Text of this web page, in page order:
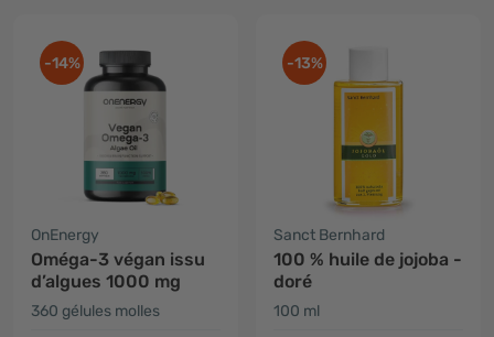
-14%
OnEnergy
Oméga-3 végan issu
d’algues 1000 mg
360 gélules molles
-13%
Sanct Bernhard
100 % huile de jojoba -
doré
100 ml